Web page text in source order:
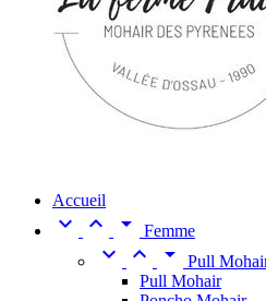
Accueil
   Femme
  
Pull
Pull Mohair